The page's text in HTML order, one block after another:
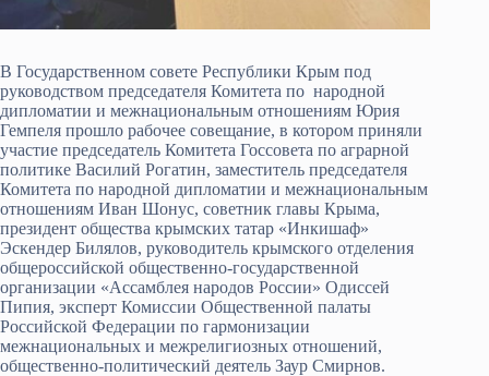
В Государственном совете Республики Крым под
руководством председателя Комитета по народной
дипломатии и межнациональным отношениям Юрия
Гемпеля прошло рабочее совещание, в котором приняли
участие председатель Комитета Госсовета по аграрной
политике Василий Рогатин, заместитель председателя
Комитета по народной дипломатии и межнациональным
отношениям Иван Шонус, советник главы Крыма,
президент общества крымских татар «Инкишаф»
Эскендер Билялов, руководитель крымского отделения
общероссийской общественно-государственной
организации «Ассамблея народов России» Одиссей
Пипия, эксперт Комиссии Общественной палаты
Российской Федерации по гармонизации
межнациональных и межрелигиозных отношений,
общественно-политический деятель Заур Смирнов.